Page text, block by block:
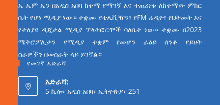
ኤ ኤም ኤን በአዲስ አበባ ከተማ የማገኝ እና ተጠሪነቱ ለከተማው ምክር
ቤት የሆነ ሚዲያ ነው። ተቋሙ የቴሌቪዥን፣ የFM ሬዲዮ፣ የህትመት እና
የተለያዩ ዲጂታል ሚዲያ ፕላትፎርሞች ባለቤት ነው። ተቋሙ በ2023
ሜትሮፖሊታን የሚዲያ ተቋም የመሆን ራዕይ ሰንቆ የይዘት
ስራዎችን በመስራት ላይ ይገኛል።
የመገኛ አድራሻ
አድራሻ:
5 ኪሎ፣ አዲስ አበባ፣ ኢትዮጵያ፣ 251